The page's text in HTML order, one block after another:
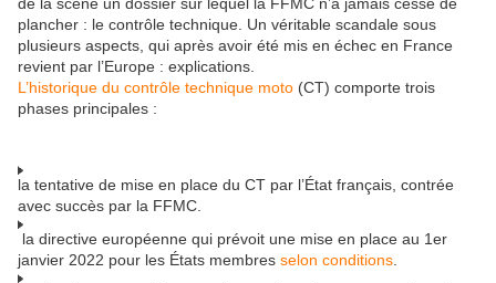
plancher : le contrôle technique. Un véritable scandale sous
plusieurs aspects, qui après avoir été mis en échec en France
revient par l’Europe : explications.
L’historique du contrôle technique moto (CT) comporte trois
phases principales :
la tentative de mise en place du CT par l’État français, contrée
avec succès par la FFMC.
la directive européenne qui prévoit une mise en place au 1er
janvier 2022 pour les États membres selon conditions